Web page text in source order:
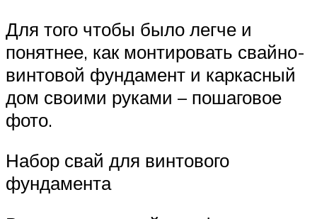
Для того чтобы было легче и
понятнее, как монтировать свайно-
винтовой фундамент и каркасный
дом своими руками – пошаговое
фото.
Набор свай для винтового
фундамента